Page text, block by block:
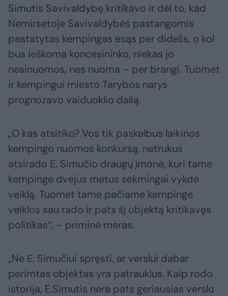
Simutis Savivaldybę kritikavo ir dėl to, kad
Nemirsetoje Savivaldybės pastangomis
pastatytas kempingas esąs per didelis, o kol
bus ieškoma koncesininko, niekas jo
nesinuomos, nes nuoma – per brangi. Tuomet
ir kempingui miesto Tarybos narys
prognozavo vaiduoklio dalią.
„O kas atsitiko? Vos tik paskelbus laikinos
kempingo nuomos konkursą, netrukus
atsirado E. Simučio draugų įmonė, kuri tame
kempinge dvejus metus sėkmingai vykdė
veiklą. Tuomet tame pačiame kempinge
veiklos sau rado ir pats šį objektą kritikavęs
politikas“, – priminė meras.
„Ne E. Simučiui spręsti, ar verslui dabar
perimtas objektas yra patrauklus. Kaip rodo
istorija, E.Simutis nėra pats geriausias verslo